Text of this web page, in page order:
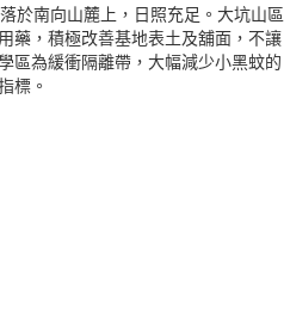
於南向山麓上，日照充足。大坑山區
藥，積極改善基地表土及舖面，不讓
區為緩衝隔離帶，大幅減少小黑蚊的
標。